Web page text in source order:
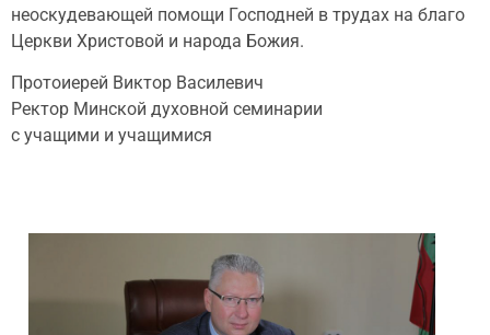
неоскудевающей помощи Господней в трудах на благо
Церкви Христовой и народа Божия.
Протоиерей Виктор Василевич
Ректор Минской духовной семинарии
с учащими и учащимися